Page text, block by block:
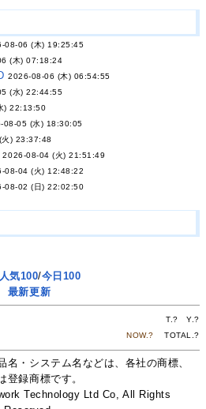
08-06 (木) 19:25:45
(木) 07:18:24
2026-08-06 (木) 06:54:55
(水) 22:44:55
) 22:13:50
08-05 (水) 18:30:05
) 23:37:48
2026-08-04 (火) 21:51:49
08-04 (火) 12:48:22
08-02 (日) 22:02:50
気100/今日100
最新更新
T.? Y.?
NOW.? TOTAL.?
名・システム名などは、各社の商標、
登録商標です。
Technology Ltd Co, All Rights